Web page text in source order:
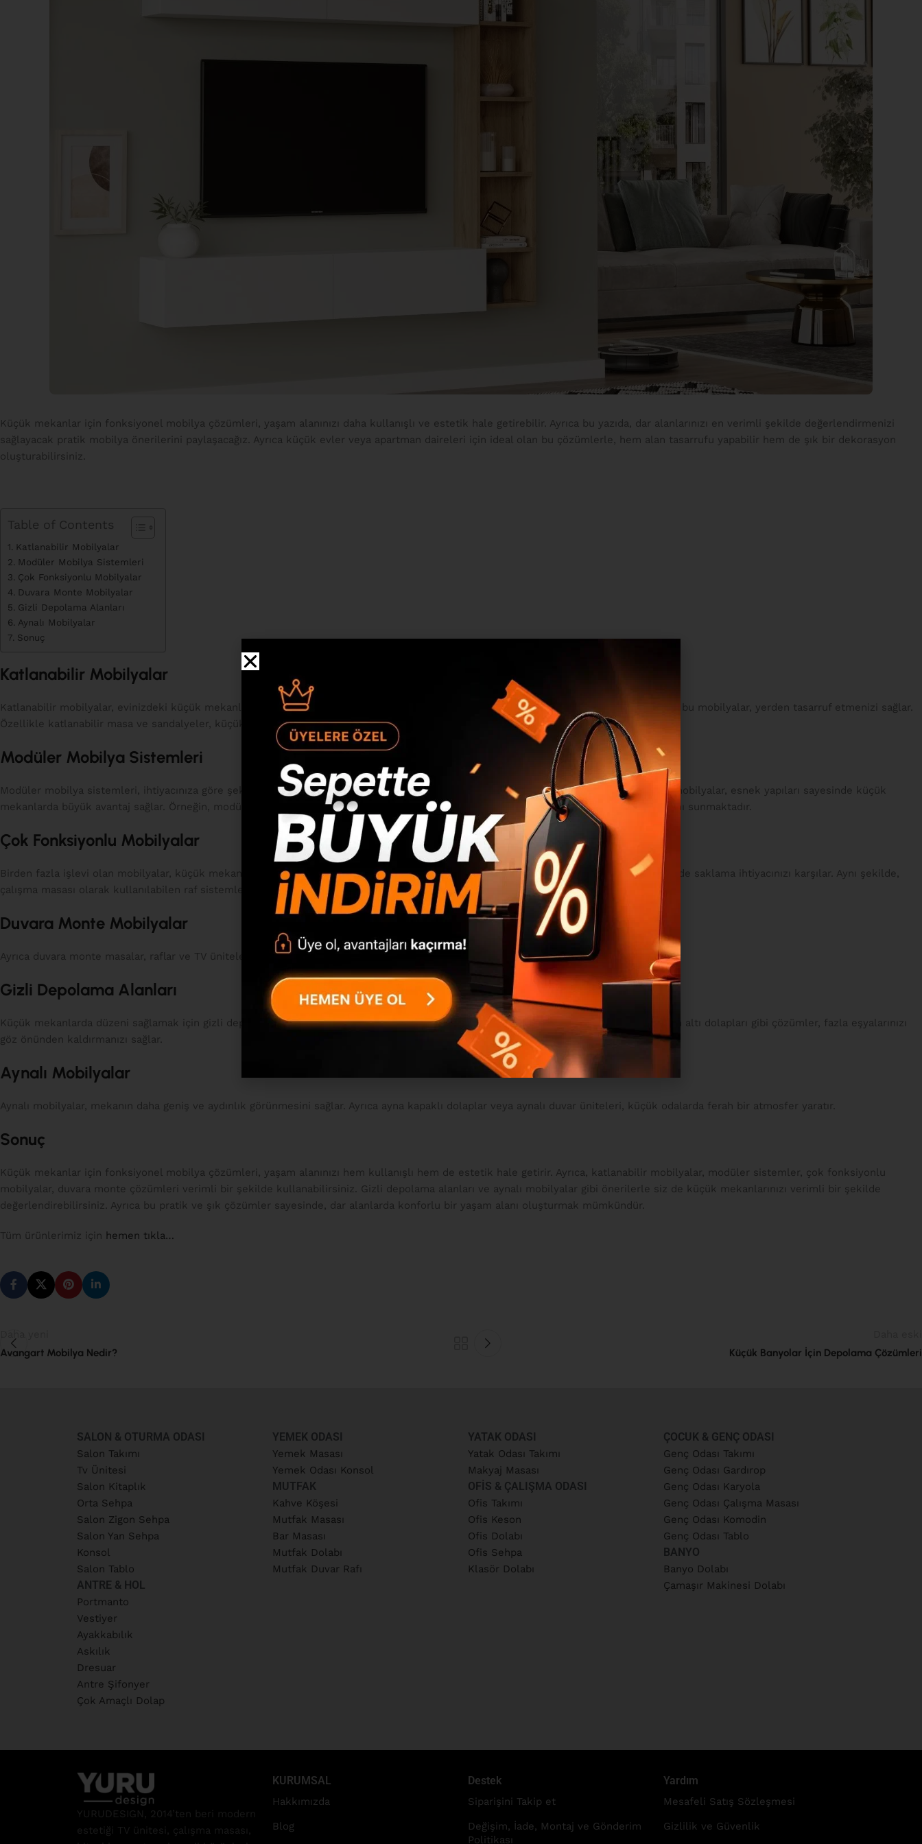
Küçük mekanlar için fonksiyonel mobilya çözümleri, yaşam alanınızı daha kullanışlı ve estetik hale getirebilir. Ayrıca bu yazıda, dar alanlarınızı en verimli şekilde değerlendirmenizi
sağlayacak pratik mobilya önerilerini paylaşacağız. Ayrıca küçük evler veya apartman daireleri için ideal olan bu çözümlerle, hem alan tasarrufu yapabilir hem de şık bir dekorasyon
oluşturabilirsiniz.
Table of Contents
Katlanabilir Mobilyalar
Modüler Mobilya Sistemleri
Çok Fonksiyonlu Mobilyalar
Duvara Monte Mobilyalar
Gizli Depolama Alanları
Aynalı Mobilyalar
Sonuç
Katlanabilir Mobilyalar
Katlanabilir mobilyalar, evinizdeki küçük mekanlar için harika bir çözüm sunar. Ayrıca kullanılmadığında kolayca katlanarak kaldırılabilen bu mobilyalar, yerden tasarruf etmenizi sağlar.
Özellikle katlanabilir masa ve sandalyeler, küçük yemek alanları veya balkonlar için idealdir.
Modüler Mobilya Sistemleri
Modüler mobilya sistemleri, ihtiyacınıza göre şekillendirilebilen ve farklı kombinasyonlarla kullanılabilen parçalardan oluşur. Ayrıca bu mobilyalar, esnek yapıları sayesinde küçük
mekanlarda büyük avantaj sağlar. Örneğin, modüler bir oturma grubu, farklı şekillerde düzenlenerek hem oturma hem de depolama alanı sunmaktadır.
Çok Fonksiyonlu Mobilyalar
Birden fazla işlevi olan mobilyalar, küçük mekanlarda alan verimliliğini artırır. Örneğin, depolama alanı bulunan yataklar, hem uyku hem de saklama ihtiyacınızı karşılar. Aynı şekilde,
çalışma masası olarak kullanılabilen raf sistemleri de yerden tasarruf sağlar.
Duvara Monte Mobilyalar
Ayrıca duvara monte masalar, raflar ve TV üniteleri, küçük mekanlarda ferahlık sağlar ve kullanışlılık sunar.
Gizli Depolama Alanları
Küçük mekanlarda düzeni sağlamak için gizli depolama alanları oldukça faydalıdır. Ayrıca sandıklı koltuklar, yatak bazaları veya merdiven altı dolapları gibi çözümler, fazla eşyalarınızı
göz önünden kaldırmanızı sağlar.
Aynalı Mobilyalar
Aynalı mobilyalar, mekanın daha geniş ve aydınlık görünmesini sağlar. Ayrıca ayna kapaklı dolaplar veya aynalı duvar üniteleri, küçük odalarda ferah bir atmosfer yaratır.
Sonuç
Küçük mekanlar için fonksiyonel mobilya çözümleri, yaşam alanınızı hem kullanışlı hem de estetik hale getirir. Ayrıca, katlanabilir mobilyalar, modüler sistemler, çok fonksiyonlu
mobilyalar, duvara monte çözümleri verimli bir şekilde kullanabilirsiniz. Gizli depolama alanları ve aynalı mobilyalar gibi önerilerle siz de küçük mekanlarınızı verimli bir şekilde
değerlendirebilirsiniz. Ayrıca bu pratik ve şık çözümler sayesinde, dar alanlarda konforlu bir yaşam alanı oluşturmak mümkündür.
Tüm ürünlerimiz için hemen tıkla…
Avangart Mobilya Nedir?
Küçük Banyolar İçin Depolama Çözümleri
SALON & OTURMA ODASI
Salon Takımı
Tv Ünitesi
Salon Kitaplık
Orta Sehpa
Salon Zigon Sehpa
Salon Yan Sehpa
Konsol
Salon Tablo
ANTRE & HOL
Portmanto
Vestiyer
Ayakkabılık
Askılık
Dresuar
Antre Şifonyer
Çok Amaçlı Dolap
YEMEK ODASI
Yemek Masası
Yemek Odası Konsol
MUTFAK
Kahve Köşesi
Mutfak Masası
Bar Masası
Mutfak Dolabı
Mutfak Duvar Rafı
YATAK ODASI
Yatak Odası Takımı
Makyaj Masası
OFIS & ÇALIŞMA ODASI
Ofis Takımı
Ofis Keson
Ofis Dolabı
Ofis Sehpa
Klasör Dolabı
ÇOCUK & GENÇ ODASI
Genç Odası Takımı
Genç Odası Gardırop
Genç Odası Karyola
Genç Odası Çalışma Masası
Genç Odası Komodin
Genç Odası Tablo
BANYO
Banyo Dolabı
Çamaşır Makinesi Dolabı
YURUDESIGN, 2014’ten beri modern
estetiği TV ünitesi, çalışma masası,
KURUMSAL
Hakkımızda
Blog
Destek
Siparişini Takip et
Değişim, İade, Montaj ve Gönderim
Politikası
Yardım
Mesafeli Satış Sözleşmesi
Gizlilik ve Güvenlik